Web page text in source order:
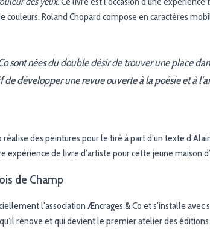
Roland Chopard compose en caractères
sont nées du double désir de trouver une place
de développer une revue ouverte à la poésie et à
des peintures pour le tiré à part d’un texte
expérience de livre d’artiste pour cette jeune maison
de Champ
l’association Æncrages & Co et s’installe
rénove et qui devient le premier atelier des